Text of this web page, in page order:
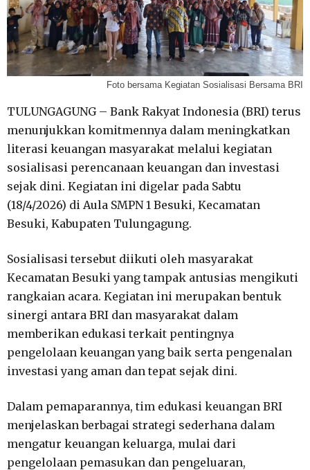
Foto bersama Kegiatan Sosialisasi Bersama BRI
TULUNGAGUNG – Bank Rakyat Indonesia (BRI) terus
menunjukkan komitmennya dalam meningkatkan
literasi keuangan masyarakat melalui kegiatan
sosialisasi perencanaan keuangan dan investasi
sejak dini. Kegiatan ini digelar pada Sabtu
(18/4/2026) di Aula SMPN 1 Besuki, Kecamatan
Besuki, Kabupaten Tulungagung.
Sosialisasi tersebut diikuti oleh masyarakat
Kecamatan Besuki yang tampak antusias mengikuti
rangkaian acara. Kegiatan ini merupakan bentuk
sinergi antara BRI dan masyarakat dalam
memberikan edukasi terkait pentingnya
pengelolaan keuangan yang baik serta pengenalan
investasi yang aman dan tepat sejak dini.
Dalam pemaparannya, tim edukasi keuangan BRI
menjelaskan berbagai strategi sederhana dalam
mengatur keuangan keluarga, mulai dari
pengelolaan pemasukan dan pengeluaran,